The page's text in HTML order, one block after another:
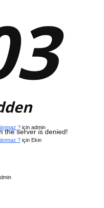
?için admin
?için Ekin
the server is denied!